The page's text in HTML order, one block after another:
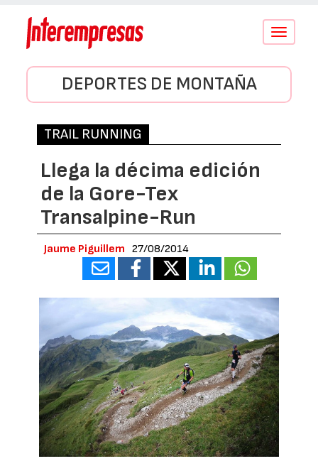
Conmutar
DEPORTES DE MONTAÑA
TRAIL RUNNING
Llega la décima edición
de la Gore-Tex
Transalpine-Run
Jaume Piguillem 27/08/2014